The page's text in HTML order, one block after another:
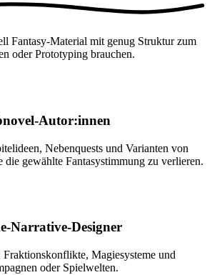
Fantasy-Material mit genug Struktur zum
oder Prototyping brauchen.
Autor:innen
Nebenquests und Varianten von
die gewählte Fantasystimmung zu verlieren.
Narrative-Designer
Magiesysteme und
oder Spielwelten.